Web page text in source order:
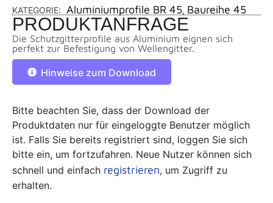
KATEGORIE:
Aluminiumprofile BR 45, Baureihe 45
PRODUKTANFRAGE
Die Schutzgitterprofile aus Aluminium eignen sich
perfekt zur Befestigung von Wellengitter.
Hinweise zum Download
Bitte beachten Sie, dass der Download der
Produktdaten nur für eingeloggte Benutzer möglich
ist. Falls Sie bereits registriert sind, loggen Sie sich
bitte ein, um fortzufahren. Neue Nutzer können sich
schnell und einfach registrieren, um Zugriff zu
erhalten.